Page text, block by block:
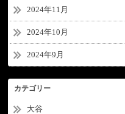
2024年11月
2024年10月
2024年9月
カテゴリー
大谷